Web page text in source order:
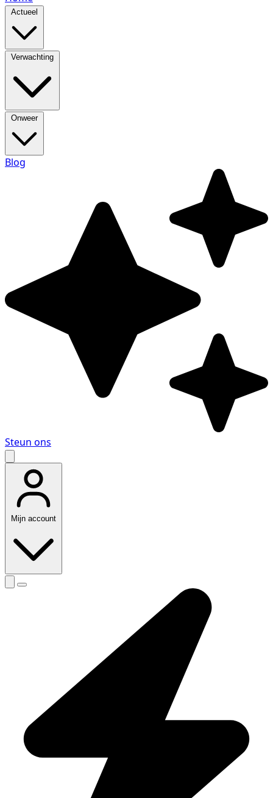
Actueel
Verwachting
Onweer
Blog
Steun ons
Mijn account